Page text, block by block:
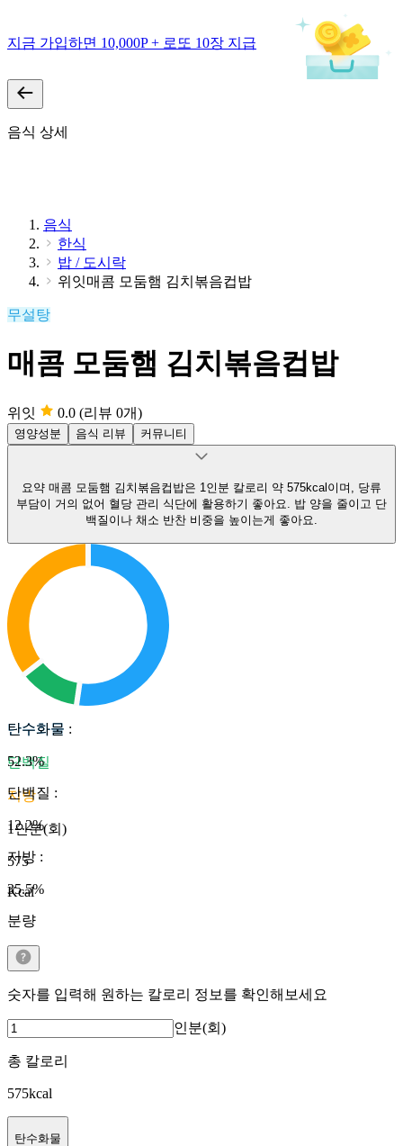
지금 가입하면 10,000P + 로또 10장 지급
음식 상세
음식
한식
밥 / 도시락
위잇매콤 모둠햄 김치볶음컵밥
무설탕
매콤 모둠햄 김치볶음컵밥
위잇 0.0 (리뷰 0개)
영양성분 음식 리뷰 커뮤니티
요약 매콤 모둠햄 김치볶음컵밥은 1인분 칼로리 약 575kcal이며, 당류
부담이 거의 없어 혈당 관리 식단에 활용하기 좋아요. 밥 양을 줄이고 단
백질이나 채소 반찬 비중을 높이는게 좋아요.
탄수화물
단백질
지방
1인분(회)
575
Kcal
탄수화물 :
52.3%
단백질 :
12.2%
지방 :
35.5%
분량
숫자를 입력해 원하는 칼로리 정보를 확인해보세요
인분(회)
총 칼로리
575kcal
탄수화물